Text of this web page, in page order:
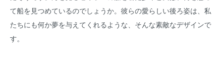
て船を見つめているのでしょうか。彼らの愛らしい後ろ姿は、私
たちにも何か夢を与えてくれるような、そんな素敵なデザインで
す。